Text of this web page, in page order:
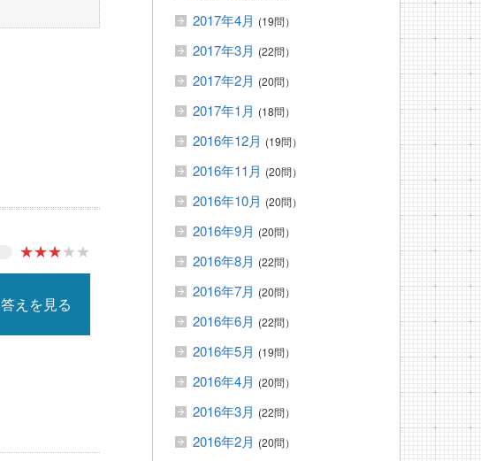
★★★★★
答えを見る
2017年4月 (19問）
2017年3月 (22問）
2017年2月 (20問）
2017年1月 (18問）
2016年12月 (19問）
2016年11月 (20問）
2016年10月 (20問）
2016年9月 (20問）
2016年8月 (22問）
2016年7月 (20問）
2016年6月 (22問）
2016年5月 (19問）
2016年4月 (20問）
2016年3月 (22問）
2016年2月 (20問）